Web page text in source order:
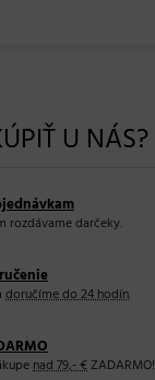
U NÁS?
rozdávame darčeky.
doručíme do 24 hodín.
nad 79,- €ZADARMO!